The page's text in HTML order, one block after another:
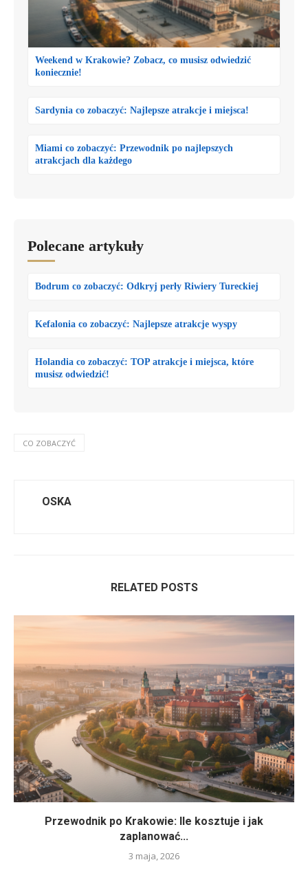
Weekend w Krakowie? Zobacz, co musisz odwiedzić
koniecznie!
Sardynia co zobaczyć: Najlepsze atrakcje i miejsca!
Miami co zobaczyć: Przewodnik po najlepszych
atrakcjach dla każdego
Polecane artykuły
Bodrum co zobaczyć: Odkryj perły Riwiery Tureckiej
Kefalonia co zobaczyć: Najlepsze atrakcje wyspy
Holandia co zobaczyć: TOP atrakcje i miejsca, które
musisz odwiedzić!
CO ZOBACZYĆ
OSKA
RELATED POSTS
Przewodnik po Krakowie: Ile kosztuje i jak
zaplanować...
3 maja, 2026